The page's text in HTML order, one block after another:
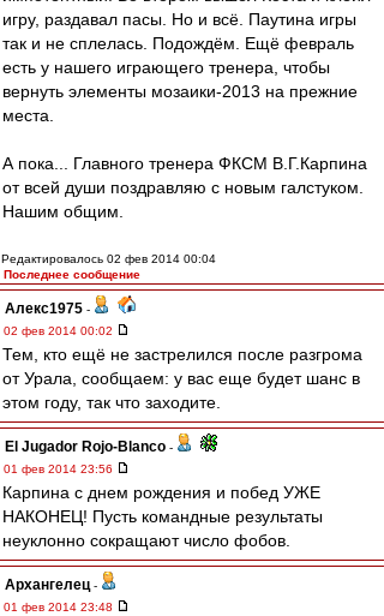
игру, раздавал пасы. Но и всё. Паутина игры
так и не сплелась. Подождём. Ещё февраль
есть у нашего играющего тренера, чтобы
вернуть элементы мозаики-2013 на прежние
места.
А пока... Главного тренера ФКСМ В.Г.Карпина
от всей души поздравляю с новым галстуком.
Нашим общим.
Редактировалось 02 фев 2014 00:04
Последнее сообщение
Алекс1975 -
02 фев 2014 00:02
Тем, кто ещё не застрелился после разгрома
от Урала, сообщаем: у вас еще будет шанс в
этом году, так что заходите.
El Jugador Rojo-Blanco -
01 фев 2014 23:56
Карпина с днем рождения и побед УЖЕ
НАКОНЕЦ! Пусть командные результаты
неуклонно сокращают число фобов.
Архангелец -
01 фев 2014 23:48